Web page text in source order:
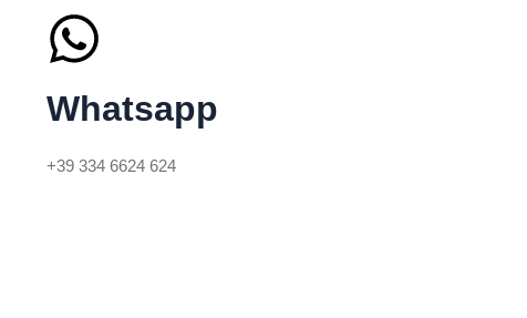
Whatsapp
+39 334 6624 624